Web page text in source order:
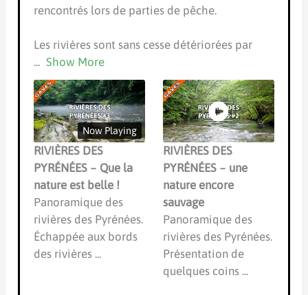
rencontrés lors de parties de pêche.
Les rivières sont sans cesse détériorées par
... Show More
Now Playing
RIVIÈRES DES
PYRÉNÉES ~ Que la
nature est belle !
Panoramique des
rivières des Pyrénées.
Échappée aux bords
des rivières ...
RIVIÈRES DES
PYRÉNÉES ~ une
nature encore
sauvage
Panoramique des
rivières des Pyrénées.
Présentation de
quelques coins ...